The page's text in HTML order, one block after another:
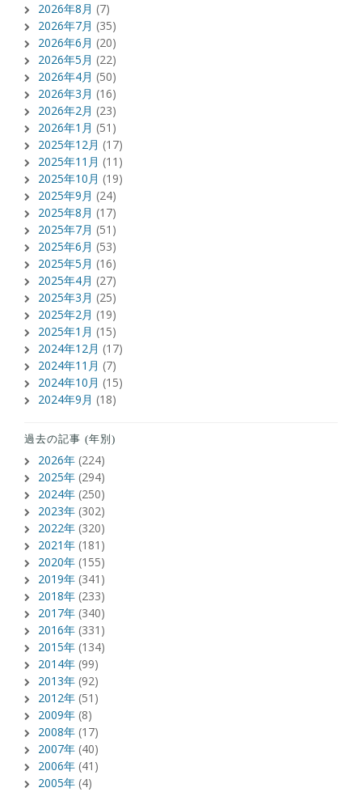
2026年8月 (7)
2026年7月 (35)
2026年6月 (20)
2026年5月 (22)
2026年4月 (50)
2026年3月 (16)
2026年2月 (23)
2026年1月 (51)
2025年12月 (17)
2025年11月 (11)
2025年10月 (19)
2025年9月 (24)
2025年8月 (17)
2025年7月 (51)
2025年6月 (53)
2025年5月 (16)
2025年4月 (27)
2025年3月 (25)
2025年2月 (19)
2025年1月 (15)
2024年12月 (17)
2024年11月 (7)
2024年10月 (15)
2024年9月 (18)
過去の記事 (年別)
2026年 (224)
2025年 (294)
2024年 (250)
2023年 (302)
2022年 (320)
2021年 (181)
2020年 (155)
2019年 (341)
2018年 (233)
2017年 (340)
2016年 (331)
2015年 (134)
2014年 (99)
2013年 (92)
2012年 (51)
2009年 (8)
2008年 (17)
2007年 (40)
2006年 (41)
2005年 (4)